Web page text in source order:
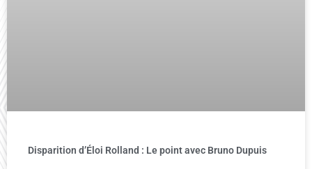
Disparition d’Éloi Rolland : Le point avec Bruno Dupuis